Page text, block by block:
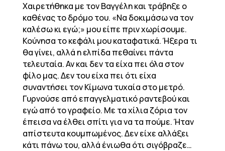
Χαιρετήθηκα με τον Βαγγέλη και τράβηξε ο
καθένας το δρόμο του. «Να δοκιμάσω να τον
καλέσω κι εγώ;» μου είπε πριν χωρίσουμε.
Κούνησα το κεφάλι μου καταφατικά. Ήξερα τι
θα γίνει, αλλά η ελπίδα πεθαίνει πάντα
τελευταία. Αν και δεν τα είχα πει όλα στον
φίλο μας. Δεν του είχα πει ότι είχα
συναντήσει τον Κίμωνα τυχαία στο μετρό.
Γυρνούσε από επαγγελματικό ραντεβού και
εγώ από το γραφείο. Με τα χίλια ζόρια τον
έπεισα να έλθει σπίτι για να τα πούμε. Ήταν
απίστευτα κουμπωμένος. Δεν είχε αλλάξει
κάτι πάνω του, αλλά ένιωθα ότι σιγόβραζε…